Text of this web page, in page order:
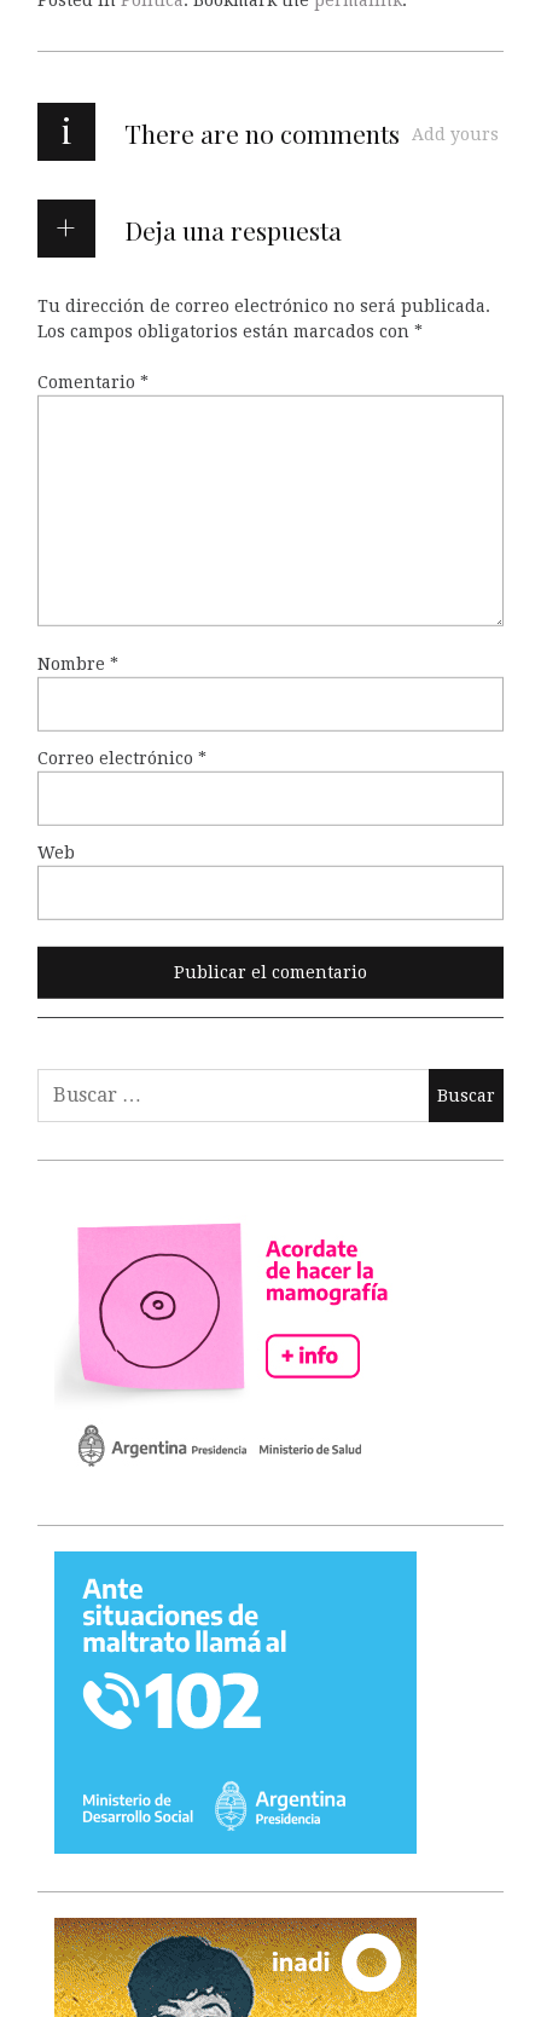
i There are no comments Add yours
Deja una respuesta
Tu dirección de correo electrónico no será publicada.
Los campos obligatorios están marcados con *
Comentario *
Nombre *
Correo electrónico *
Web